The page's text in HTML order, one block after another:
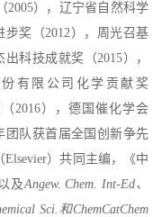
2005），辽宁省自然科学
奖（2012），周光召基
科技成就奖（2015），
有限公司化学贡献奖
2016），德国催化学会
团队获首届全国创新争先
）共同主编，《中
及Angew. Chem. Int-Ed、
Sci.和ChemCatChem